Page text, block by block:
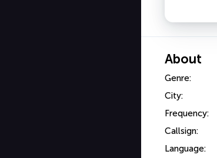
About
Genre:
City:
Frequency:
Callsign:
Language: